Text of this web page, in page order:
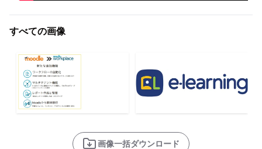
すべての画像
画像一括ダウンロード